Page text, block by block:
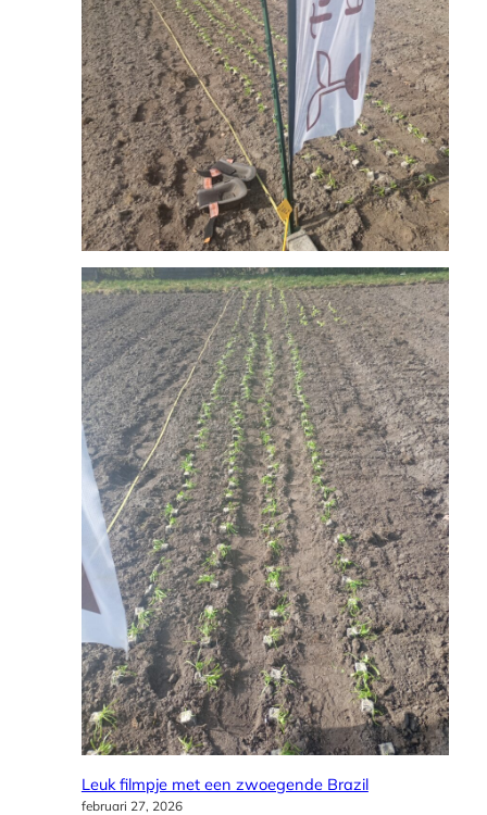
Leuk filmpje met een zwoegende Brazil
februari 27, 2026